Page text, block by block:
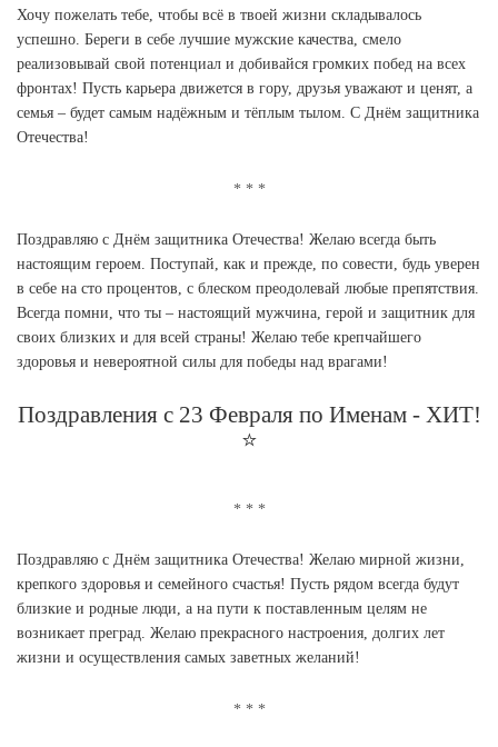
Хочу пожелать тебе, чтобы всё в твоей жизни складывалось
успешно. Береги в себе лучшие мужские качества, смело
реализовывай свой потенциал и добивайся громких побед на всех
фронтах! Пусть карьера движется в гору, друзья уважают и ценят, а
семья – будет самым надёжным и тёплым тылом. С Днём защитника
Отечества!
Поздравляю с Днём защитника Отечества! Желаю всегда быть
настоящим героем. Поступай, как и прежде, по совести, будь уверен
в себе на сто процентов, с блеском преодолевай любые препятствия.
Всегда помни, что ты – настоящий мужчина, герой и защитник для
своих близких и для всей страны! Желаю тебе крепчайшего
здоровья и невероятной силы для победы над врагами!
Поздравления с 23 Февраля по Именам - ХИТ!
⭐
Поздравляю с Днём защитника Отечества! Желаю мирной жизни,
крепкого здоровья и семейного счастья! Пусть рядом всегда будут
близкие и родные люди, а на пути к поставленным целям не
возникает преград. Желаю прекрасного настроения, долгих лет
жизни и осуществления самых заветных желаний!